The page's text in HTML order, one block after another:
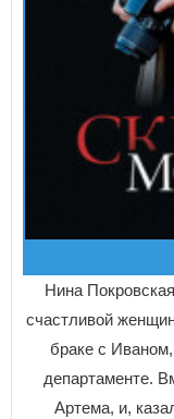
Нина
счастливой
браке с
департаменте.
Артема, и,